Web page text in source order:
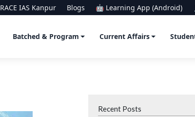
RACE IAS Kanpur Blogs 🤖 Learning App (Android)
Batched & Program Current Affairs
Recent Posts